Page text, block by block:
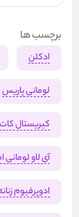
برچسب ها
ادکلن
لومانی پاریس
کیریستال
آی لاو لومانی
ادوپرفیوم